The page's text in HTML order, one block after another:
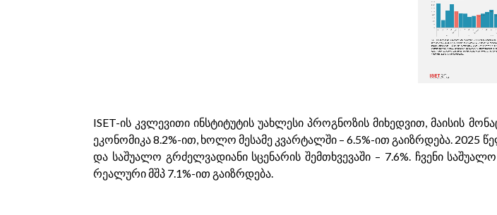
ISET-ის კვლევითი ინსტიტუტის უახლესი პროგნოზის მიხედვით, მაისის
ეკონომიკა 8.2%-ით, ხოლო მესამე კვარტალში – 6.5%-ით გაიზრდება. 2025
და საშუალო გრძელვადიანი სცენარის შემთხვევაში – 7.6%. ჩვენი
რეალური მშპ 7.1%-ით გაიზრდება.